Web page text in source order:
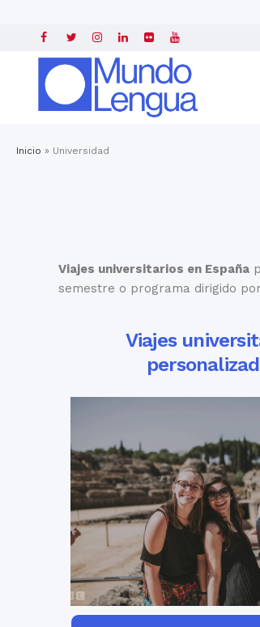
Inicio » Universidad
Viajes universitarios en España
semestre o programa dirigido
Viajes
Otros viajes
in Spain for groups of
college & university
custom program to
your